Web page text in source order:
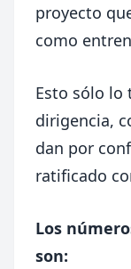
proyecto
como
Esto sólo lo
dirigencia,
dan por
ratificado
Los
son: